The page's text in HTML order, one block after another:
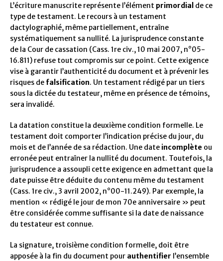
L’écriture manuscrite représente l’élément primordial de ce
type de testament. Le recours à un testament
dactylographié, même partiellement, entraîne
systématiquement sa nullité. La jurisprudence constante
de la Cour de cassation (Cass. 1re civ., 10 mai 2007, n°05-
16.811) refuse tout compromis sur ce point. Cette exigence
vise à garantir l’authenticité du document et à prévenir les
risques de falsification. Un testament rédigé par un tiers
sous la dictée du testateur, même en présence de témoins,
sera invalidé.
La datation constitue la deuxième condition formelle. Le
testament doit comporter l’indication précise du jour, du
mois et de l’année de sa rédaction. Une date incomplète ou
erronée peut entraîner la nullité du document. Toutefois, la
jurisprudence a assoupli cette exigence en admettant que la
date puisse être déduite du contenu même du testament
(Cass. 1re civ., 3 avril 2002, n°00-11.249). Par exemple, la
mention « rédigé le jour de mon 70e anniversaire » peut
être considérée comme suffisante si la date de naissance
du testateur est connue.
La signature, troisième condition formelle, doit être
apposée à la fin du document pour authentifier l’ensemble